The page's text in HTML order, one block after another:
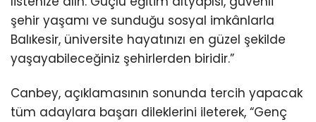
şehir yaşamı ve sunduğu sosyal imkânlarla
Balıkesir, üniversite hayatınızı en güzel şekilde
yaşayabileceğiniz şehirlerden biridir.”
Canbey, açıklamasının sonunda tercih yapacak
tüm adaylara başarı dileklerini ileterek, “Genç